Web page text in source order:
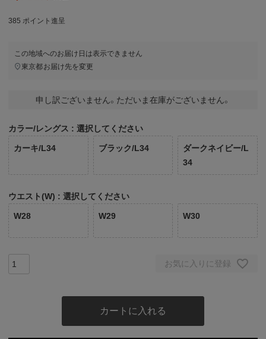
385 ポイント進呈
この地域へのお届け日は表示できません
東京都お届け先を変更
申し訳ございません。ただいま在庫がございません。
カラー/レングス 選択してください
カーキ/L34 ブラック/L34
ダークネイビー/L
34
ウエスト(W) 選択してください
W28 W29 W30
お気に入りに登録
カートに入れる